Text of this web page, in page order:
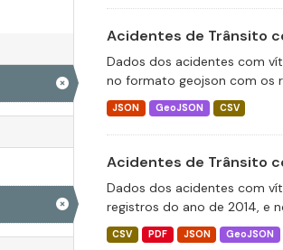
Acidentes de Trânsito
Dados dos acidentes com
no formato geojson com os
JSON GeoJSON CSV
Acidentes de Trânsito
Dados dos acidentes com
registros do ano de 2014, e
CSV PDF JSON GeoJSON